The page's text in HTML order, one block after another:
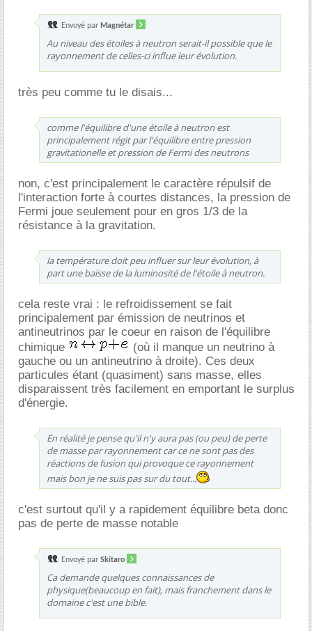
Envoyé par Magnétar
Au niveau des étoiles à neutron serait-il possible que le
rayonnement de celles-ci influe leur évolution.
très peu comme tu le disais...
comme l'équilibre d'une étoile à neutron est
principalement régit par l'équilibre entre pression
gravitationelle et pression de Fermi des neutrons
non, c'est principalement le caractère répulsif de
l'interaction forte à courtes distances, la pression de
Fermi joue seulement pour en gros 1/3 de la
résistance à la gravitation.
la température doit peu influer sur leur évolution, à
part une baisse de la luminosité de l'étoile à neutron.
cela reste vrai : le refroidissement se fait
principalement par émission de neutrinos et
antineutrinos par le coeur en raison de l'équilibre
chimique
(où il manque un neutrino à
gauche ou un antineutrino à droite). Ces deux
particules étant (quasiment) sans masse, elles
disparaissent très facilement en emportant le surplus
d'énergie.
En réalité je pense qu'il n'y aura pas (ou peu) de perte
de masse par rayonnement car ce ne sont pas des
réactions de fusion qui provoque ce rayonnement
mais bon je ne suis pas sur du tout...
c'est surtout qu'il y a rapidement équilibre beta donc
pas de perte de masse notable
Envoyé par Skitaro
Ca demande quelques connaissances de
physique(beaucoup en fait), mais franchement dans le
domaine c'est une bible.